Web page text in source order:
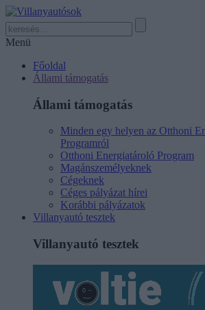
Menü
Főoldal
Állami támogatás
Állami támogatás
Minden egy helyen az Otthoni
Programról
Otthoni Energiatároló Program
Magánszemélyeknek
Cégeknek
Céges pályázat hírei
Korábbi pályázatok
Villanyautó tesztek
Villanyautó tesztek